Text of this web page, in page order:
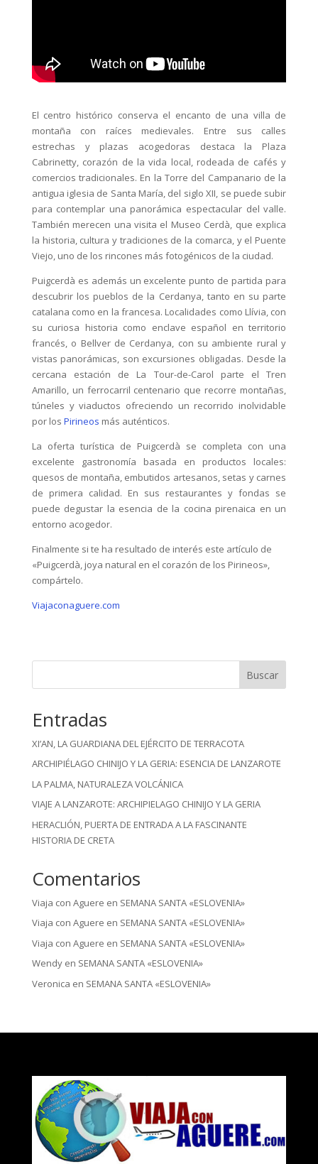
El centro histórico conserva el encanto de una villa de
montaña con raíces medievales. Entre sus calles
estrechas y plazas acogedoras destaca la Plaza
Cabrinetty, corazón de la vida local, rodeada de cafés y
comercios tradicionales. En la Torre del Campanario de la
antigua iglesia de Santa María, del siglo XII, se puede subir
para contemplar una panorámica espectacular del valle.
También merecen una visita el Museo Cerdà, que explica
la historia, cultura y tradiciones de la comarca, y el Puente
Viejo, uno de los rincones más fotogénicos de la ciudad.
Puigcerdà es además un excelente punto de partida para
descubrir los pueblos de la Cerdanya, tanto en su parte
catalana como en la francesa. Localidades como Llívia, con
su curiosa historia como enclave español en territorio
francés, o Bellver de Cerdanya, con su ambiente rural y
vistas panorámicas, son excursiones obligadas. Desde la
cercana estación de La Tour-de-Carol parte el Tren
Amarillo, un ferrocarril centenario que recorre montañas,
túneles y viaductos ofreciendo un recorrido inolvidable
por los Pirineos más auténticos.
La oferta turística de Puigcerdà se completa con una
excelente gastronomía basada en productos locales:
quesos de montaña, embutidos artesanos, setas y carnes
de primera calidad. En sus restaurantes y fondas se
puede degustar la esencia de la cocina pirenaica en un
entorno acogedor.
Finalmente si te ha resultado de interés este artículo de
«Puigcerdà, joya natural en el corazón de los Pirineos»,
compártelo.
Viajaconaguere.com
Buscar
Entradas
XI’AN, LA GUARDIANA DEL EJÉRCITO DE TERRACOTA
ARCHIPIÉLAGO CHINIJO Y LA GERIA: ESENCIA DE LANZAROTE
LA PALMA, NATURALEZA VOLCÁNICA
VIAJE A LANZAROTE: ARCHIPIELAGO CHINIJO Y LA GERIA
HERACLIÓN, PUERTA DE ENTRADA A LA FASCINANTE
HISTORIA DE CRETA
Comentarios
Viaja con Aguere en SEMANA SANTA «ESLOVENIA»
Viaja con Aguere en SEMANA SANTA «ESLOVENIA»
Viaja con Aguere en SEMANA SANTA «ESLOVENIA»
Wendyen SEMANA SANTA «ESLOVENIA»
Veronica en SEMANA SANTA «ESLOVENIA»